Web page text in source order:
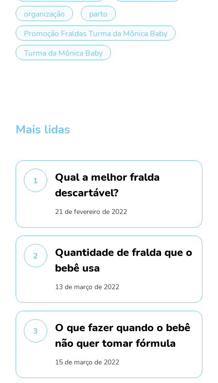
organização
parto
Promoção Fraldas Turma da Mônica Baby
Turma da Mônica Baby
Mais lidas
1
Qual a melhor fralda
descartável?
21 de fevereiro de 2022
2
Quantidade de fralda que o
bebê usa
13 de março de 2022
3
O que fazer quando o bebê
não quer tomar fórmula
15 de março de 2022